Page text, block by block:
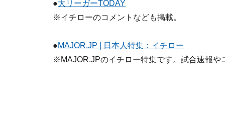
●大リーガーTODAY
※イチローのコメントなども掲載。
●MAJOR.JP | 日本人特集：イチロー
※MAJOR.JPのイチロー特集です。試合速報や